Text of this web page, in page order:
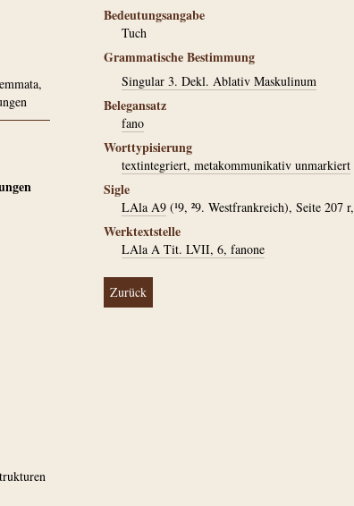
Bedeutungsangabe
Tuch
Grammatische Bestimmung
Singular 3. Dekl. Ablativ Maskulinum
Belegansatz
fano
Worttypisierung
textintegriert, metakommunikativ unmarkiert
Sigle
LAla A9 (¹9, ²9. Westfrankreich), Seite 207
Werktextstelle
LAla A Tit. LVII, 6, fanone
Zurück